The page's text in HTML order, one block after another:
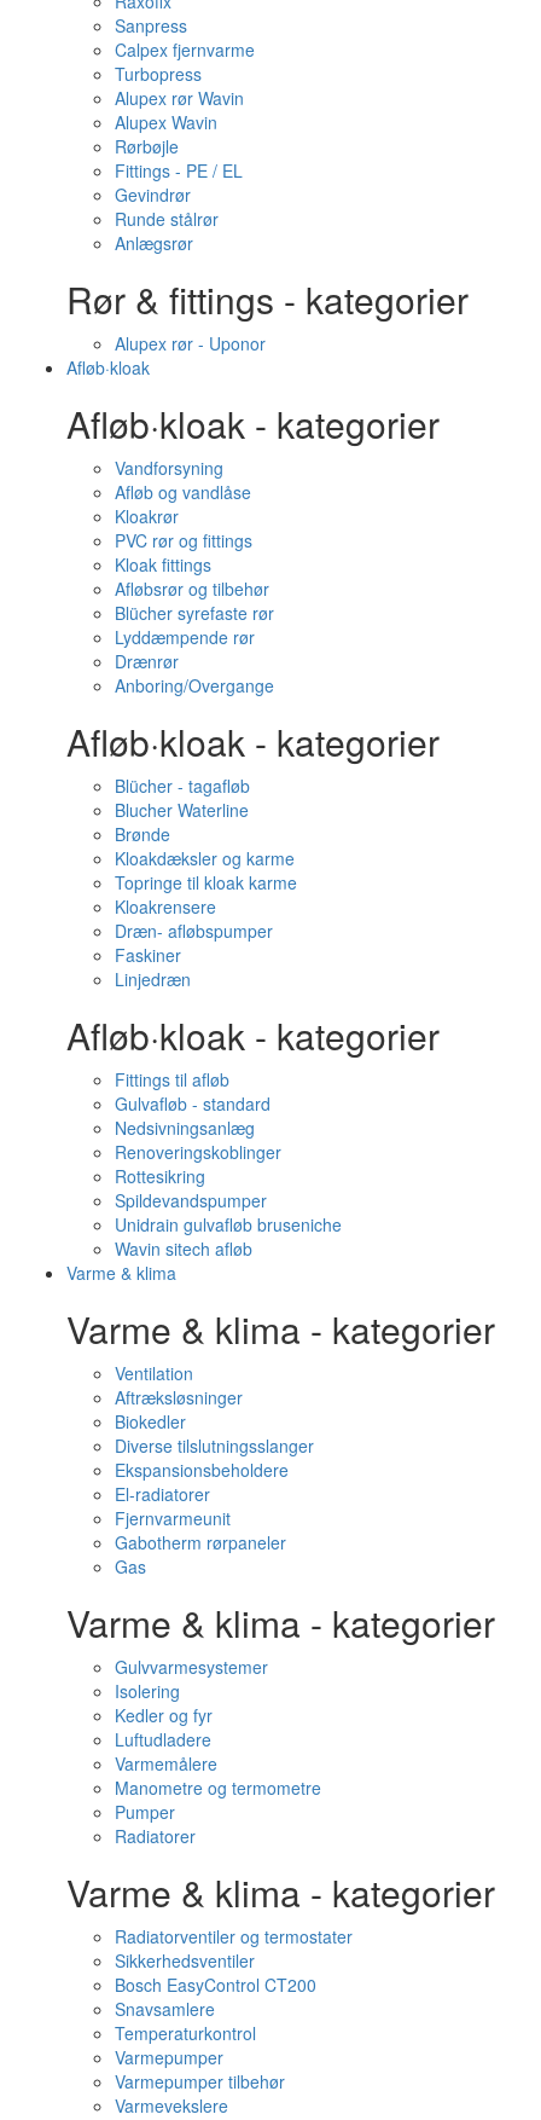
Sanpress
Calpex fjernvarme
Turbopress
Alupex rør Wavin
Alupex Wavin
Rørbøjle
Fittings - PE / EL
Gevindrør
Runde stålrør
Anlægsrør
Rør & fittings - kategorier
Alupex rør - Uponor
Afløb·kloak
Afløb·kloak - kategorier
Vandforsyning
Afløb og vandlåse
Kloakrør
PVC rør og fittings
Kloak fittings
Afløbsrør og tilbehør
Blücher syrefaste rør
Lyddæmpende rør
Drænrør
Anboring/Overgange
Afløb·kloak - kategorier
Blücher - tagafløb
Blucher Waterline
Brønde
Kloakdæksler og karme
Topringe til kloak karme
Kloakrensere
Dræn- afløbspumper
Faskiner
Linjedræn
Afløb·kloak - kategorier
Fittings til afløb
Gulvafløb - standard
Nedsivningsanlæg
Renoveringskoblinger
Rottesikring
Spildevandspumper
Unidrain gulvafløb bruseniche
Wavin sitech afløb
Varme & klima
Varme & klima - kategorier
Ventilation
Aftræksløsninger
Biokedler
Diverse tilslutningsslanger
Ekspansionsbeholdere
El-radiatorer
Fjernvarmeunit
Gabotherm rørpaneler
Gas
Varme & klima - kategorier
Gulvvarmesystemer
Isolering
Kedler og fyr
Luftudladere
Varmemålere
Manometre og termometre
Pumper
Radiatorer
Varme & klima - kategorier
Radiatorventiler og termostater
Sikkerhedsventiler
Bosch EasyControl CT200
Snavsamlere
Temperaturkontrol
Varmepumper
Varmepumper tilbehør
Varmevekslere